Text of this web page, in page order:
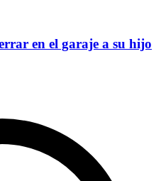
en el garaje a su hijo